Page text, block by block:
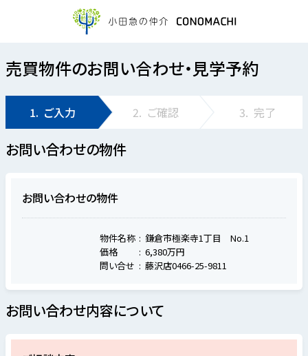
売買物件のお問い合わせ・見学予約
1. ご入力 2. ご確認 3. 完了
お問い合わせの物件
お問い合わせの物件
物件名称
鎌倉市極楽寺1丁目 No.1
価格
6,380万円
問い合せ
藤沢店0466-25-9811
お問い合わせ内容について